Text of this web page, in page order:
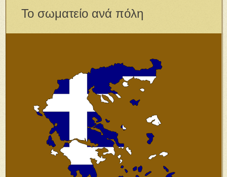
Το σωματείο ανά πόλη